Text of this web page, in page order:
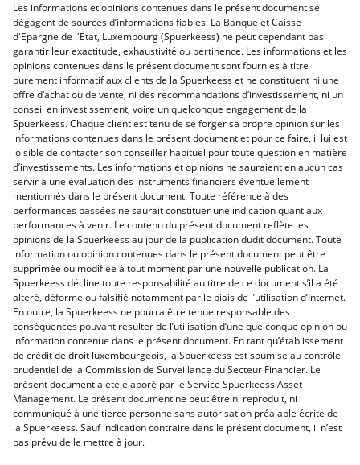
Les informations et opinions contenues dans le présent document se
dégagent de sources d’informations fiables. La Banque et Caisse
d'Epargne de l'Etat, Luxembourg (Spuerkeess) ne peut cependant pas
garantir leur exactitude, exhaustivité ou pertinence. Les informations et les
opinions contenues dans le présent document sont fournies à titre
purement informatif aux clients de la Spuerkeess et ne constituent ni une
offre d’achat ou de vente, ni des recommandations d’investissement, ni un
conseil en investissement, voire un quelconque engagement de la
Spuerkeess. Chaque client est tenu de se forger sa propre opinion sur les
informations contenues dans le présent document et pour ce faire, il lui est
loisible de contacter son conseiller habituel pour toute question en matière
d’investissements. Les informations et opinions ne sauraient en aucun cas
servir à une évaluation des instruments financiers éventuellement
mentionnés dans le présent document. Toute référence à des
performances passées ne saurait constituer une indication quant aux
performances à venir. Le contenu du présent document reflète les
opinions de la Spuerkeess au jour de la publication dudit document. Toute
information ou opinion contenues dans le présent document peut être
supprimée ou modifiée à tout moment par une nouvelle publication. La
Spuerkeess décline toute responsabilité au titre de ce document s’il a été
altéré, déformé ou falsifié notamment par le biais de l’utilisation d’Internet.
En outre, la Spuerkeess ne pourra être tenue responsable des
conséquences pouvant résulter de l’utilisation d’une quelconque opinion ou
information contenue dans le présent document. En tant qu’établissement
de crédit de droit luxembourgeois, la Spuerkeess est soumise au contrôle
prudentiel de la Commission de Surveillance du Secteur Financier. Le
présent document a été élaboré par le Service Spuerkeess Asset
Management. Le présent document ne peut être ni reproduit, ni
communiqué à une tierce personne sans autorisation préalable écrite de
la Spuerkeess. Sauf indication contraire dans le présent document, il n’est
pas prévu de le mettre à jour.